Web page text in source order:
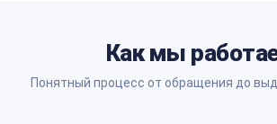
Как мы
Понятный процесс от обращения до